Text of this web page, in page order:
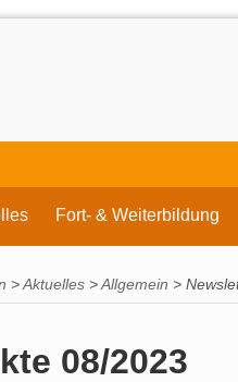
Fort- & Weiterbildung
>Aktuelles >Allgemein >
08/2023